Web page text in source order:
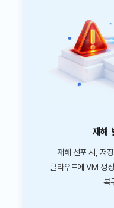
재해
재해 선포 시, 저
클라우드에 VM 생
복